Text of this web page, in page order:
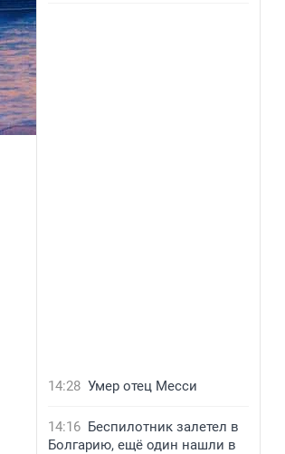
14:28 Умер отец Месси
14:16 Беспилотник залетел в
Болгарию, ещё один нашли в